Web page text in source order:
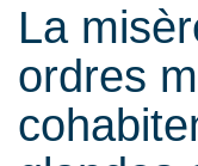
La
ordres